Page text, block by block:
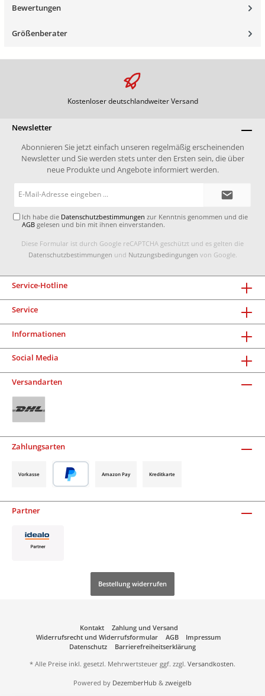
Bewertungen
Größenberater
Kostenloser deutschlandweiter Versand
Newsletter
Abonnieren Sie jetzt einfach unseren regelmäßig erscheinenden
Newsletter und Sie werden stets unter den Ersten sein, die über
neue Produkte und Angebote informiert werden.
Ich habe die Datenschutzbestimmungen zur Kenntnis genommen und die
AGB gelesen und bin mit ihnen einverstanden.
Diese Formular ist durch Google reCAPTCHA geschützt und es gelten die
Datenschutzbestimmungen und Nutzungsbedingungen von Google.
Service-Hotline
Service
Informationen
Social Media
Versandarten
Zahlungsarten
Vorkasse Amazon Pay Kreditkarte
Partner
Bestellung widerrufen
Kontakt
Zahlung und Versand
Widerrufsrecht und Widerrufsformular
AGB
Impressum
Datenschutz
Barrierefreiheitserklärung
* Alle Preise inkl. gesetzl. Mehrwertsteuer ggf. zzgl. Versandkosten.
Powered by DezemberHub & zweigelb